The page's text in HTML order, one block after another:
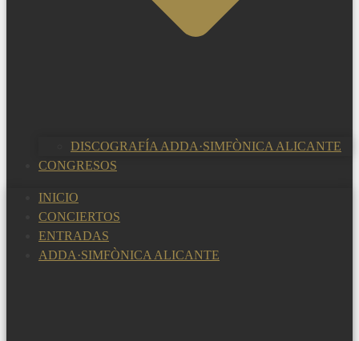
DISCOGRAFÍA ADDA·SIMFÒNICA ALICANTE
CONGRESOS
INICIO
CONCIERTOS
ENTRADAS
ADDA·SIMFÒNICA ALICANTE